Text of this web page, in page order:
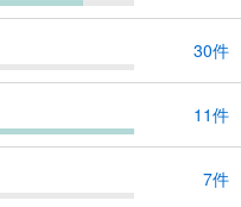
30件
11件
7件